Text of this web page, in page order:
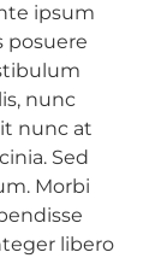
ipsum
posuere
nunc
nunc at
Sed
Morbi
libero